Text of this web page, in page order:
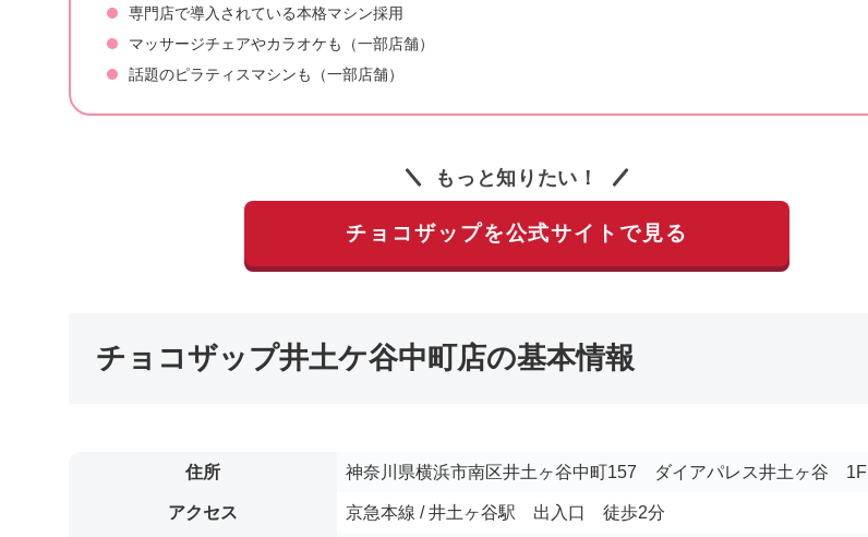
専門店で導入されている本格マシン採用
マッサージチェアやカラオケも（一部店舗）
話題のピラティスマシンも（一部店舗）
もっと知りたい！
チョコザップを公式サイトで見る
チョコザップ井土ケ谷中町店の基本情報
住所 神奈川県横浜市南区井土ヶ谷中町157 ダイアパレス井土ヶ谷 1F
アクセス 京急本線 / 井土ヶ谷駅 出入口 徒歩2分